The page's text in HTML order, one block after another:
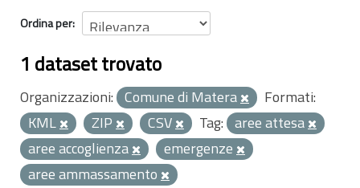
Ordina per
1 dataset trovato
Organizzazioni: Comune di Matera
Formati:
KML
ZIP CSV Tag: aree attesa
aree accoglienza
emergenze
aree ammassamento